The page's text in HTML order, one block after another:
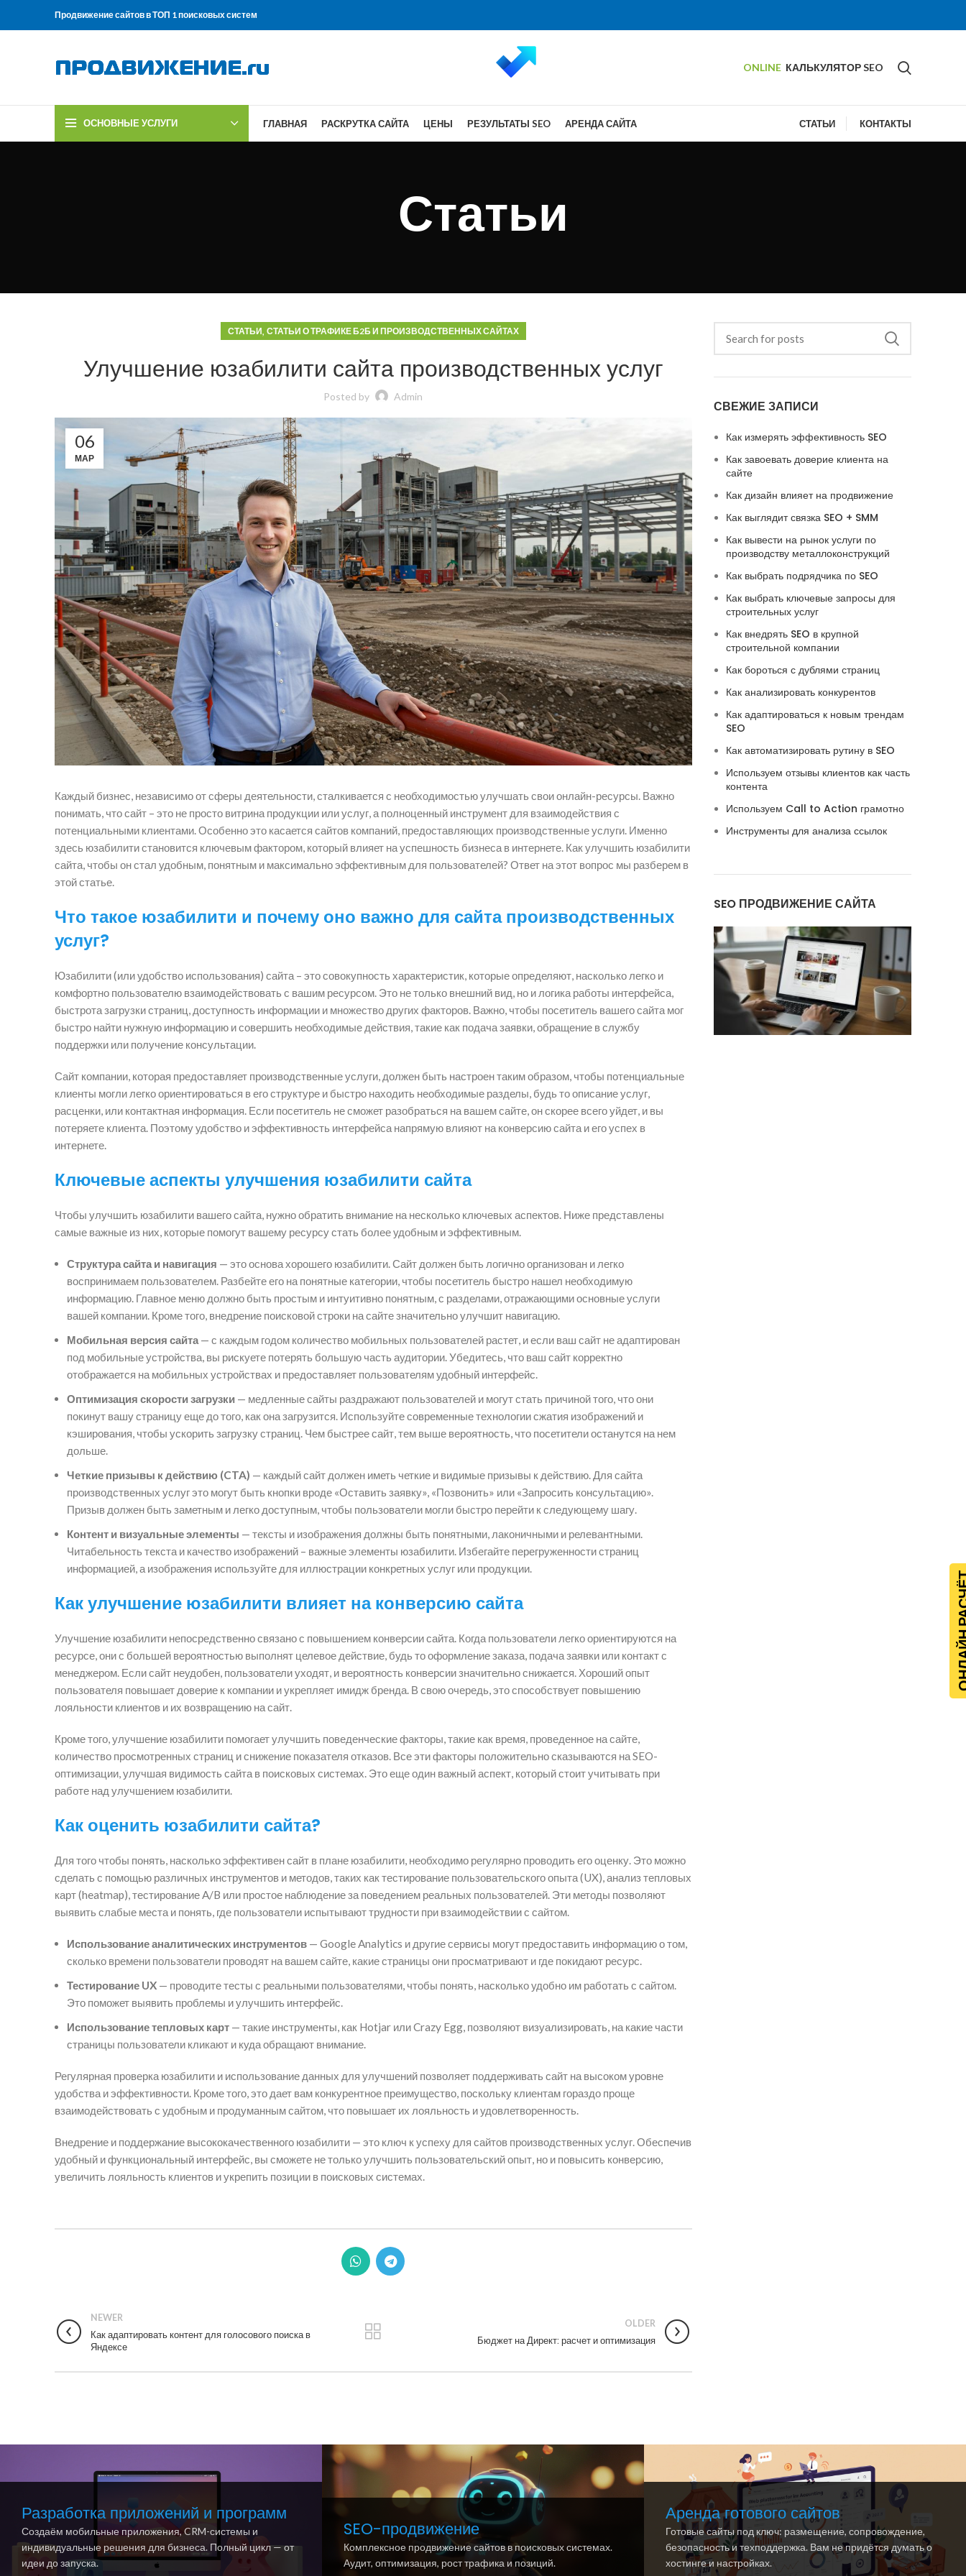
Продвижение сайтов в ТОП 1 поисковых систем
ONLINE КАЛЬКУЛЯТОР SEO
ОСНОВНЫЕ УСЛУГИ ГЛАВНАЯ РАСКРУТКА САЙТА ЦЕНЫ РЕЗУЛЬТАТЫ SEO АРЕНДА САЙТА СТАТЬИ КОНТАКТЫ
Статьи
СТАТЬИ, СТАТЬИ О ТРАФИКЕ Б2Б И ПРОИЗВОДСТВЕННЫХ САЙТАХ
Улучшение юзабилити сайта производственных услуг
Posted by Admin
06
МАР
Каждый бизнес, независимо от сферы деятельности, сталкивается с необходимостью улучшать свои онлайн-ресурсы. Важно
понимать, что сайт – это не просто витрина продукции или услуг, а полноценный инструмент для взаимодействия с
потенциальными клиентами. Особенно это касается сайтов компаний, предоставляющих производственные услуги. Именно
здесь юзабилити становится ключевым фактором, который влияет на успешность бизнеса в интернете. Как улучшить юзабилити
сайта, чтобы он стал удобным, понятным и максимально эффективным для пользователей? Ответ на этот вопрос мы разберем в
этой статье.
Что такое юзабилити и почему оно важно для сайта производственных
услуг?
Юзабилити (или удобство использования) сайта – это совокупность характеристик, которые определяют, насколько легко и
комфортно пользователю взаимодействовать с вашим ресурсом. Это не только внешний вид, но и логика работы интерфейса,
быстрота загрузки страниц, доступность информации и множество других факторов. Важно, чтобы посетитель вашего сайта мог
быстро найти нужную информацию и совершить необходимые действия, такие как подача заявки, обращение в службу
поддержки или получение консультации.
Сайт компании, которая предоставляет производственные услуги, должен быть настроен таким образом, чтобы потенциальные
клиенты могли легко ориентироваться в его структуре и быстро находить необходимые разделы, будь то описание услуг,
расценки, или контактная информация. Если посетитель не сможет разобраться на вашем сайте, он скорее всего уйдет, и вы
потеряете клиента. Поэтому удобство и эффективность интерфейса напрямую влияют на конверсию сайта и его успех в
интернете.
Ключевые аспекты улучшения юзабилити сайта
Чтобы улучшить юзабилити вашего сайта, нужно обратить внимание на несколько ключевых аспектов. Ниже представлены
самые важные из них, которые помогут вашему ресурсу стать более удобным и эффективным.
Структура сайта и навигация — это основа хорошего юзабилити. Сайт должен быть логично организован и легко
воспринимаем пользователем. Разбейте его на понятные категории, чтобы посетитель быстро нашел необходимую
информацию. Главное меню должно быть простым и интуитивно понятным, с разделами, отражающими основные услуги
вашей компании. Кроме того, внедрение поисковой строки на сайте значительно улучшит навигацию.
Мобильная версия сайта — с каждым годом количество мобильных пользователей растет, и если ваш сайт не адаптирован
под мобильные устройства, вы рискуете потерять большую часть аудитории. Убедитесь, что ваш сайт корректно
отображается на мобильных устройствах и предоставляет пользователям удобный интерфейс.
Оптимизация скорости загрузки — медленные сайты раздражают пользователей и могут стать причиной того, что они
покинут вашу страницу еще до того, как она загрузится. Используйте современные технологии сжатия изображений и
кэширования, чтобы ускорить загрузку страниц. Чем быстрее сайт, тем выше вероятность, что посетители останутся на нем
дольше.
Четкие призывы к действию (CTA) — каждый сайт должен иметь четкие и видимые призывы к действию. Для сайта
производственных услуг это могут быть кнопки вроде «Оставить заявку», «Позвонить» или «Запросить консультацию».
Призыв должен быть заметным и легко доступным, чтобы пользователи могли быстро перейти к следующему шагу.
Контент и визуальные элементы — тексты и изображения должны быть понятными, лаконичными и релевантными.
Читабельность текста и качество изображений – важные элементы юзабилити. Избегайте перегруженности страниц
информацией, а изображения используйте для иллюстрации конкретных услуг или продукции.
Как улучшение юзабилити влияет на конверсию сайта
Улучшение юзабилити непосредственно связано с повышением конверсии сайта. Когда пользователи легко ориентируются на
ресурсе, они с большей вероятностью выполнят целевое действие, будь то оформление заказа, подача заявки или контакт с
менеджером. Если сайт неудобен, пользователи уходят, и вероятность конверсии значительно снижается. Хороший опыт
пользователя повышает доверие к компании и укрепляет имидж бренда. В свою очередь, это способствует повышению
лояльности клиентов и их возвращению на сайт.
Кроме того, улучшение юзабилити помогает улучшить поведенческие факторы, такие как время, проведенное на сайте,
количество просмотренных страниц и снижение показателя отказов. Все эти факторы положительно сказываются на SEO-
оптимизации, улучшая видимость сайта в поисковых системах. Это еще один важный аспект, который стоит учитывать при
работе над улучшением юзабилити.
Как оценить юзабилити сайта?
Для того чтобы понять, насколько эффективен сайт в плане юзабилити, необходимо регулярно проводить его оценку. Это можно
сделать с помощью различных инструментов и методов, таких как тестирование пользовательского опыта (UX), анализ тепловых
карт (heatmap), тестирование A/B или простое наблюдение за поведением реальных пользователей. Эти методы позволяют
выявить слабые места и понять, где пользователи испытывают трудности при взаимодействии с сайтом.
Использование аналитических инструментов — Google Analytics и другие сервисы могут предоставить информацию о том,
сколько времени пользователи проводят на вашем сайте, какие страницы они просматривают и где покидают ресурс.
Тестирование UX — проводите тесты с реальными пользователями, чтобы понять, насколько удобно им работать с сайтом.
Это поможет выявить проблемы и улучшить интерфейс.
Использование тепловых карт — такие инструменты, как Hotjar или Crazy Egg, позволяют визуализировать, на какие части
страницы пользователи кликают и куда обращают внимание.
Регулярная проверка юзабилити и использование данных для улучшений позволяет поддерживать сайт на высоком уровне
удобства и эффективности. Кроме того, это дает вам конкурентное преимущество, поскольку клиентам гораздо проще
взаимодействовать с удобным и продуманным сайтом, что повышает их лояльность и удовлетворенность.
Внедрение и поддержание высококачественного юзабилити — это ключ к успеху для сайтов производственных услуг. Обеспечив
удобный и функциональный интерфейс, вы сможете не только улучшить пользовательский опыт, но и повысить конверсию,
увеличить лояльность клиентов и укрепить позиции в поисковых системах.
NEWER
Как адаптировать контент для голосового поиска в
Яндексе
OLDER
Бюджет на Директ: расчет и оптимизация
СВЕЖИЕ ЗАПИСИ
Как измерять эффективность SEO
Как завоевать доверие клиента на
сайте
Как дизайн влияет на продвижение
Как выглядит связка SEO + SMM
Как вывести на рынок услуги по
производству металлоконструкций
Как выбрать подрядчика по SEO
Как выбрать ключевые запросы для
строительных услуг
Как внедрять SEO в крупной
строительной компании
Как бороться с дублями страниц
Как анализировать конкурентов
Как адаптироваться к новым трендам
SEO
Как автоматизировать рутину в SEO
Используем отзывы клиентов как часть
контента
Используем Call to Action грамотно
Инструменты для анализа ссылок
SEO ПРОДВИЖЕНИЕ САЙТА
Разработка приложений и программ
Создаём мобильные приложения, CRM-системы и
индивидуальные решения для бизнеса. Полный цикл — от
идеи до запуска.
SEO-продвижение
Комплексное продвижение сайтов в поисковых системах.
Аудит, оптимизация, рост трафика и позиций.
Аренда готового сайтов
Готовые сайты под ключ: размещение, сопровождение,
безопасность и техподдержка. Вам не придётся думать о
хостинге и настройках.